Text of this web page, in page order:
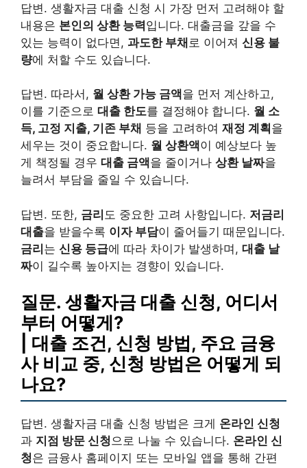
답변. 생활자금 대출 신청 시 가장 먼저 고려해야 할
내용은 본인의 상환 능력입니다. 대출금을 갚을 수
있는 능력이 없다면, 과도한 부채 로 이어져 신용 불
량에 처할 수도 있습니다.
답변. 따라서, 월 상환 가능 금액을 먼저 계산하고,
이를 기준으로 대출 한도를 결정해야 합니다. 월 소
득, 고정 지출, 기존 부채 등을 고려하여 재정 계획 을
세우는 것이 중요합니다. 월 상환액이 예상보다 높
게 책정될 경우 대출 금액을 줄이거나 상환 날짜을
늘려서 부담을 줄일 수 있습니다.
답변. 또한, 금리 도 중요한 고려 사항입니다. 저금리
대출을 받을수록 이자 부담이 줄어들기 때문입니다.
금리는 신용 등급에 따라 차이가 발생하며, 대출 날
짜이 길수록 높아지는 경향이 있습니다.
질문. 생활자금 대출 신청, 어디서
부터 어떻게?
| 대출 조건, 신청 방법, 주요 금융
사 비교 중, 신청 방법은 어떻게 되
나요?
답변. 생활자금 대출 신청 방법은 크게 온라인 신청
과 지점 방문 신청으로 나눌 수 있습니다. 온라인 신
청은 금융사 홈페이지 또는 모바일 앱을 통해 간편